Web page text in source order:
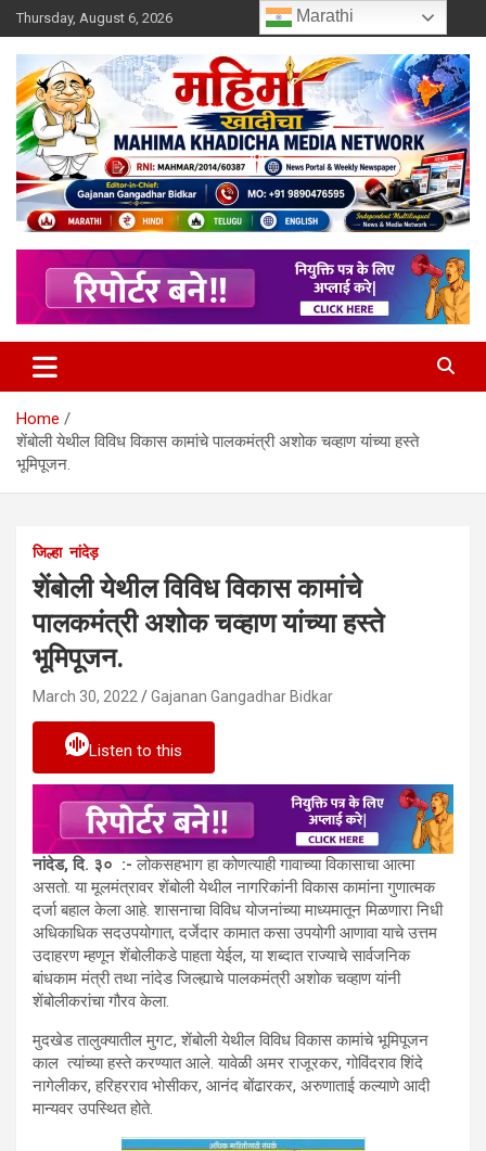
Skip
to
content
Thursday, August 6, 2026
Mahimakhadicha
Home
शेंबोली येथील विविध विकास कामांचे पालकमंत्री अशोक चव्हाण यांच्या हस्ते
भूमिपूजन.
जिल्हा नांदेड़
शेंबोली येथील विविध विकास कामांचे
पालकमंत्री अशोक चव्हाण यांच्या हस्ते
भूमिपूजन.
March 30, 2022 Gajanan Gangadhar Bidkar
Listen to this
नांदेड, दि. ३० :- लोकसहभाग हा कोणत्याही गावाच्या विकासाचा आत्मा
असतो. या मूलमंत्रावर शेंबोली येथील नागरिकांनी विकास कामांना गुणात्मक
दर्जा बहाल केला आहे. शासनाचा विविध योजनांच्या माध्यमातून मिळणारा निधी
अधिकाधिक सदउपयोगात, दर्जेदार कामात कसा उपयोगी आणावा याचे उत्तम
उदाहरण म्हणून शेंबोलीकडे पाहता येईल, या शब्दात राज्याचे सार्वजनिक
बांधकाम मंत्री तथा नांदेड जिल्ह्याचे पालकमंत्री अशोक चव्हाण यांनी
शेंबोलीकरांचा गौरव केला.
मुदखेड तालुक्यातील मुगट, शेंबोली येथील विविध विकास कामांचे भूमिपूजन
काल त्यांच्या हस्ते करण्यात आले. यावेळी अमर राजूरकर, गोविंदराव शिंदे
नागेलीकर, हरिहरराव भोसीकर, आनंद बोंढारकर, अरुणाताई कल्याणे आदी
मान्यवर उपस्थित होते.
Marathi